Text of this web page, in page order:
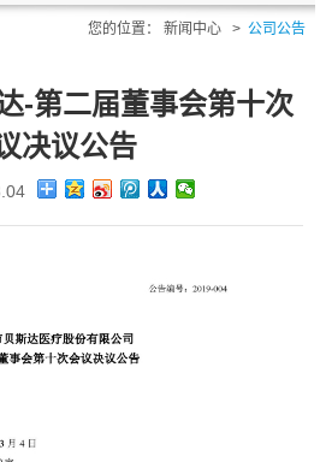
您的位置： 新闻中心 > 公司公告
-第二届董事会第十次
决议公告